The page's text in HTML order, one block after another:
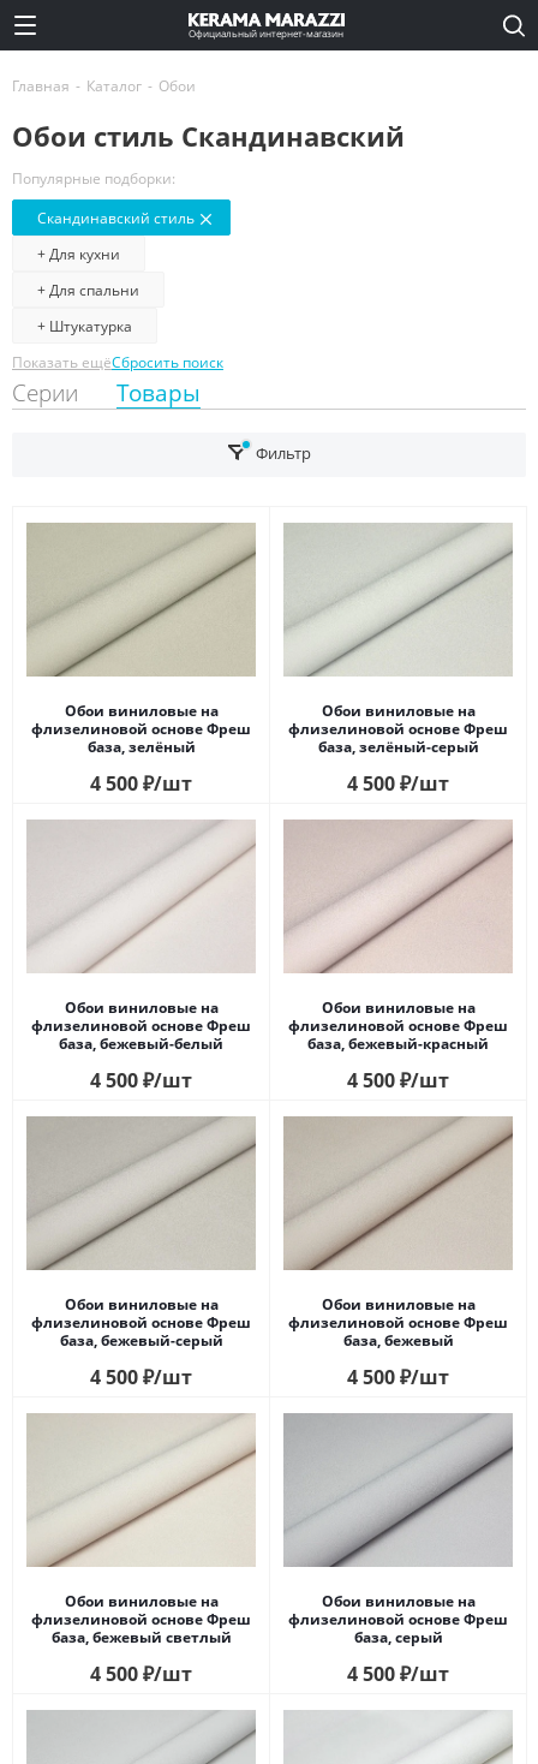
Официальный интернет-магазин
Главная - Каталог - Обои
Обои стиль Скандинавский
Популярные подборки:
Скандинавский стиль
+ Для кухни
+ Для спальни
+ Штукатурка
Показать ещёСбросить поиск
Серии Товары
Фильтр
Обои виниловые на
флизелиновой основе Фреш
база, зелёный
4 500₽/шт
Обои виниловые на
флизелиновой основе Фреш
база, зелёный-серый
4 500₽/шт
Обои виниловые на
флизелиновой основе Фреш
база, бежевый-белый
4 500₽/шт
Обои виниловые на
флизелиновой основе Фреш
база, бежевый-красный
4 500₽/шт
Обои виниловые на
флизелиновой основе Фреш
база, бежевый-серый
4 500₽/шт
Обои виниловые на
флизелиновой основе Фреш
база, бежевый
4 500₽/шт
Обои виниловые на
флизелиновой основе Фреш
база, бежевый светлый
4 500₽/шт
Обои виниловые на
флизелиновой основе Фреш
база, серый
4 500₽/шт